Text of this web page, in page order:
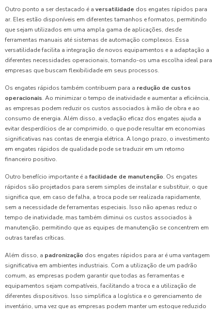
Outro ponto a ser destacado é a versatilidade dos engates rápidos para
ar. Eles estão disponíveis em diferentes tamanhos e formatos, permitindo
que sejam utilizados em uma ampla gama de aplicações, desde
ferramentas manuais até sistemas de automação complexos. Essa
versatilidade facilita a integração de novos equipamentos e a adaptação a
diferentes necessidades operacionais, tornando-os uma escolha ideal para
empresas que buscam flexibilidade em seus processos.
Os engates rápidos também contribuem para a redução de custos
operacionais. Ao minimizar o tempo de inatividade e aumentar a eficiência,
as empresas podem reduzir os custos associados à mão de obra e ao
consumo de energia. Além disso, a vedação eficaz dos engates ajuda a
evitar desperdícios de ar comprimido, o que pode resultar em economias
significativas nas contas de energia elétrica. A longo prazo, o investimento
em engates rápidos de qualidade pode se traduzir em um retorno
financeiro positivo.
Outro benefício importante é afacilidade de manutenção. Os engates
rápidos são projetados para serem simples de instalar e substituir, o que
significa que, em caso de falha, a troca pode ser realizada rapidamente,
sem a necessidade de ferramentas especiais. Isso não apenas reduz o
tempo de inatividade, mas também diminui os custos associados à
manutenção, permitindo que as equipes de manutenção se concentrem em
outras tarefas críticas.
Além disso, a padronização dos engates rápidos para ar é uma vantagem
significativa em ambientes industriais. Com a utilização de um padrão
comum, as empresas podem garantir que todas as ferramentas e
equipamentos sejam compatíveis, facilitando a troca e a utilização de
diferentes dispositivos. Isso simplifica a logística e o gerenciamento de
inventário, uma vez que as empresas podem manter um estoque reduzido